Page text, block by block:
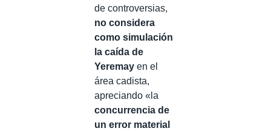
de controversias,
no considera
como simulación
la caída de
Yeremay en el
área cadista,
apreciando «la
concurrencia de
un error material